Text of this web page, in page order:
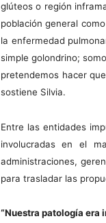
glúteos o región
población general
la enfermedad
simple golondrino;
pretendemos hacer
sostiene Silvia.
Entre las entidades
involucradas en el
administraciones,
para trasladar las
“Nuestra patología era